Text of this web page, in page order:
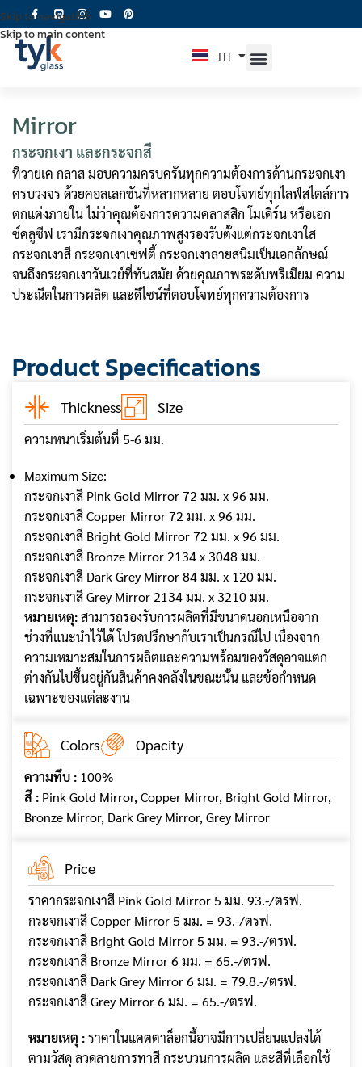
Skip to navigation
Skip to main content
TH
EN
Mirror
กระจกเงา และกระจกสี
ทีวายเค กลาส มอบความครบครันทุกความต้องการด้านกระจกเงา
ครบวงจร ด้วยคอลเลกชันที่หลากหลาย ตอบโจทย์ทุกไลฟ์สไตล์การ
ตกแต่งภายใน ไม่ว่าคุณต้องการความคลาสสิก โมเดิร์น หรือเอก
ซ์คลูซีฟ เรามีกระจกเงาคุณภาพสูงรองรับตั้งแต่กระจกเงาใส
กระจกเงาสี กระจกเงาเซฟตี้ กระจกเงาลายสนิมเป็นเอกลักษณ์
จนถึงกระจกเงาวันเวย์ที่ทันสมัย ด้วยคุณภาพระดับพรีเมียม ความ
ประณีตในการผลิต และดีไซน์ที่ตอบโจทย์ทุกความต้องการ
Product Specifications
Thickness Size
ความหนาเริ่มต้นที่ 5-6 มม.
Maximum Size:
กระจกเงาสี Pink Gold Mirror 72 มม. x 96 มม.
กระจกเงาสี Copper Mirror 72 มม. x 96 มม.
กระจกเงาสี Bright Gold Mirror 72 มม. x 96 มม.
กระจกเงาสี Bronze Mirror 2134 x 3048 มม.
กระจกเงาสี Dark Grey Mirror 84 มม. x 120 มม.
กระจกเงาสี Grey Mirror 2134 มม. x 3210 มม.
หมายเหตุ:สามารถรองรับการผลิตที่มีขนาดนอกเหนือจาก
ช่วงที่แนะนำไว้ได้ โปรดปรึกษากับเราเป็นกรณีไป เนื่องจาก
ความเหมาะสมในการผลิตและความพร้อมของวัสดุอาจแตก
ต่างกันไปขึ้นอยู่กันสินค้าคงคลังในขณะนั้น และข้อกำหนด
เฉพาะของแต่ละงาน
Colors Opacity
ความทึบ : 100%
สี : Pink Gold Mirror, Copper Mirror, Bright Gold Mirror,
Bronze Mirror, Dark Grey Mirror, Grey Mirror
Price
ราคากระจกเงาสี Pink Gold Mirror 5 มม. 93.-/ตรฟ.
กระจกเงาสี Copper Mirror 5 มม. = 93.-/ตรฟ.
กระจกเงาสี Bright Gold Mirror 5 มม. = 93.-/ตรฟ.
กระจกเงาสี Bronze Mirror 6 มม. = 65.-/ตรฟ.
กระจกเงาสี Dark Grey Mirror 6 มม. = 79.8.-/ตรฟ.
กระจกเงาสี Grey Mirror 6 มม. = 65.-/ตรฟ.
หมายเหตุ :ราคาในแคตตาล็อกนี้อาจมีการเปลี่ยนแปลงได้
ตามวัสดุ ลวดลายการทาสี กระบวนการผลิต และสีที่เลือกใช้